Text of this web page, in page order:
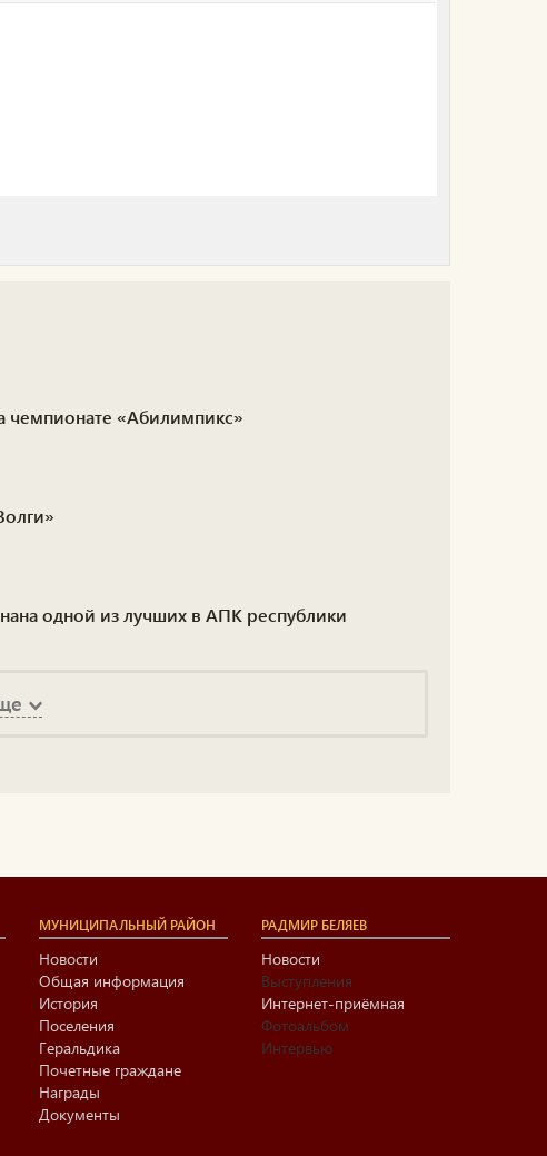
чемпионате «Абилимпикс»
одной из лучших в АПК республики
МУНИЦИПАЛЬНЫЙ РАЙОН
Новости
Общая информация
История
Поселения
Геральдика
Почетные граждане
Награды
Документы
РАДМИР БЕЛЯЕВ
Новости
Выступления
Интернет-приёмная
Фотоальбом
Интервью